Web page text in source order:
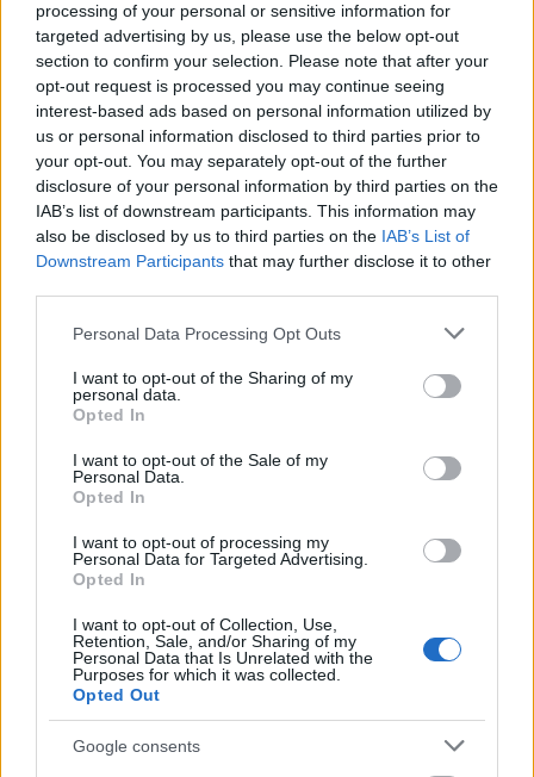
processing of your personal or sensitive information for
targeted advertising by us, please use the below opt-out
section to confirm your selection. Please note that after your
opt-out request is processed you may continue seeing
interest-based ads based on personal information utilized by
us or personal information disclosed to third parties prior to
your opt-out. You may separately opt-out of the further
disclosure of your personal information by third parties on the
IAB’s list of downstream participants. This information may
also be disclosed by us to third parties on the IAB’s List of
Downstream Participants that may further disclose it to other
Please note that this website/app uses one or more Google
not limited to your visit or usage behaviour. You may click to
grant or deny consent to Google and its third-party tags to
use your data for below specified purposes in below Google
consent section.
Personal Data Processing Opt Outs
I want to opt-out of the Sharing of my
personal data.
Opted In
I want to opt-out of the Sale of my
Personal Data.
Opted In
I want to opt-out of processing my
Personal Data for Targeted Advertising.
Opted In
I want to opt-out of Collection, Use,
Retention, Sale, and/or Sharing of my
Personal Data that Is Unrelated with the
Purposes for which it was collected.
Opted Out
Google consents
το χαρτζιλίκι και οι αναλήψεις θεωρούνται κρυφή
Το Minecraft έρχεται στο Nintendo Switch 2 όπως δεν το
έχετε ξαναδεί